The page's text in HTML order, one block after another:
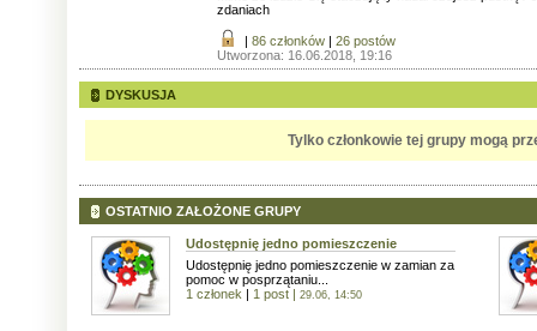
zdaniach
| 86 członków | 26 postów
Utworzona: 16.06.2018, 19:16
DYSKUSJA
Tylko członkowie tej grupy mogą
OSTATNIO ZAŁOŻONE GRUPY
Udostępnię jedno pomieszczenie
Udostępnię jedno pomieszczenie w zamian za
pomoc w posprzątaniu...
1 członek | 1 post | 29.06, 14:50